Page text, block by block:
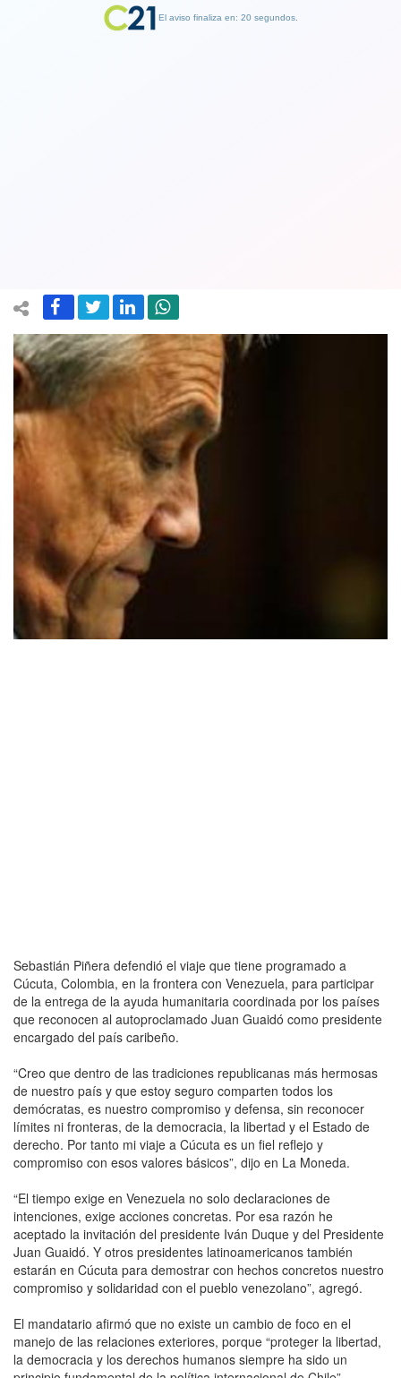
Sebastián Piñera defendió el viaje que tiene programado a
Cúcuta, Colombia, en la frontera con Venezuela, para participar
de la entrega de la ayuda humanitaria coordinada por los países
que reconocen al autoproclamado Juan Guaidó como presidente
encargado del país caribeño.
“Creo que dentro de las tradiciones republicanas más hermosas
de nuestro país y que estoy seguro comparten todos los
demócratas, es nuestro compromiso y defensa, sin reconocer
límites ni fronteras, de la democracia, la libertad y el Estado de
derecho. Por tanto mi viaje a Cúcuta es un fiel reflejo y
compromiso con esos valores básicos”, dijo en La Moneda.
“El tiempo exige en Venezuela no solo declaraciones de
intenciones, exige acciones concretas. Por esa razón he
aceptado la invitación del presidente Iván Duque y del Presidente
Juan Guaidó. Y otros presidentes latinoamericanos también
estarán en Cúcuta para demostrar con hechos concretos nuestro
compromiso y solidaridad con el pueblo venezolano”, agregó.
El mandatario afirmó que no existe un cambio de foco en el
manejo de las relaciones exteriores, porque “proteger la libertad,
la democracia y los derechos humanos siempre ha sido un
El aviso finaliza en: 19 segundos.